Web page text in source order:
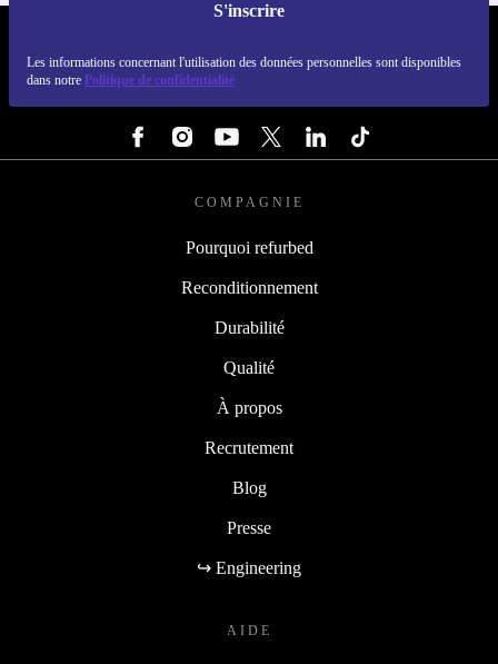
S'inscrire
Les informations concernant l'utilisation des données personnelles sont disponibles
dans notre Politique de confidentialité
COMPAGNIE
Pourquoi refurbed
Reconditionnement
Durabilité
Qualité
À propos
Recrutement
Blog
Presse
↪ Engineering
AIDE